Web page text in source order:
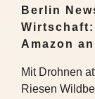
Berlin
Amazon an
Mit Drohnen
Riesen